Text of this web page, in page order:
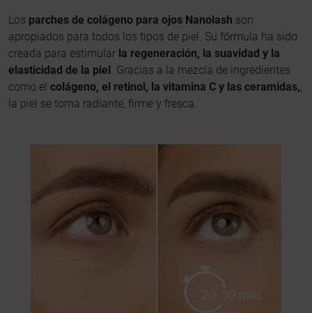
Los parches de colágeno para ojos Nanolash son
apropiados para todos los tipos de piel. Su fórmula ha sido
creada para estimular la regeneración, la suavidad y la
elasticidad de la piel . Gracias a la mezcla de ingredientes
como el colágeno, el retinol, la vitamina C y las ceramidas,,
la piel se torna radiante, firme y fresca.